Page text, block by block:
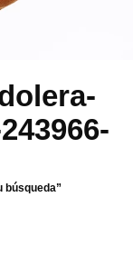
búsqueda”